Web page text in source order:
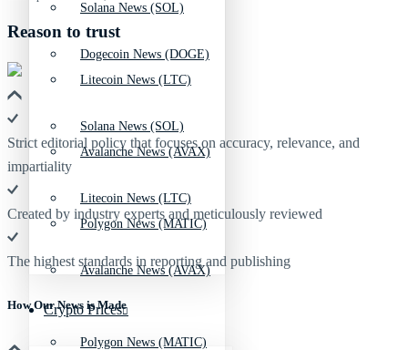
Solana News (SOL)
Litecoin News (LTC)
Avalanche News (AVAX)
Polygon News (MATIC)
Crypto Prices
Dogecoin News (DOGE)
Solana News (SOL)
Litecoin News (LTC)
Avalanche News (AVAX)
Polygon News (MATIC)
Reason to trust
Strict editorial policy that focuses on accuracy, relevance, and
impartiality
Created by industry experts and meticulously reviewed
The highest standards in reporting and publishing
How Our News is Made